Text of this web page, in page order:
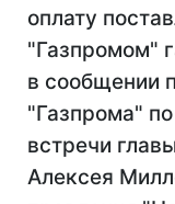
оплату
"Газпромом"
в сообщении
"Газпрома"
встречи
Алексея